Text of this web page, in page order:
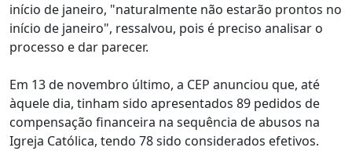
início de janeiro, "naturalmente não estarão prontos no
início de janeiro", ressalvou, pois é preciso analisar o
processo e dar parecer.
Em 13 de novembro último, a CEP anunciou que, até
àquele dia, tinham sido apresentados 89 pedidos de
compensação financeira na sequência de abusos na
Igreja Católica, tendo 78 sido considerados efetivos.